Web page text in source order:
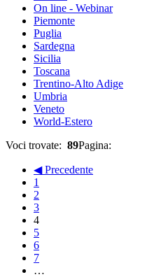
On line - Webinar
Piemonte
Puglia
Sardegna
Sicilia
Toscana
Trentino-Alto Adige
Umbria
Veneto
World-Estero
Voci trovate: 89Pagina:
◀ Precedente
1
2
3
4
5
6
7
…